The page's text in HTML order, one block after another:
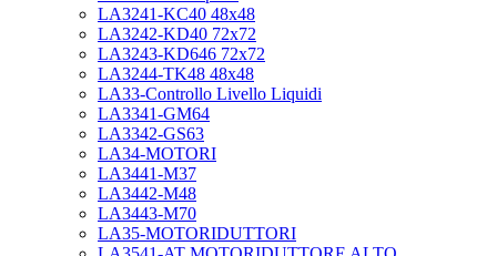
LA3241-KC40 48x48
LA3242-KD40 72x72
LA3243-KD646 72x72
LA3244-TK48 48x48
LA33-Controllo Livello Liquidi
LA3341-GM64
LA3342-GS63
LA34-MOTORI
LA3441-M37
LA3442-M48
LA3443-M70
LA35-MOTORIDUTTORI